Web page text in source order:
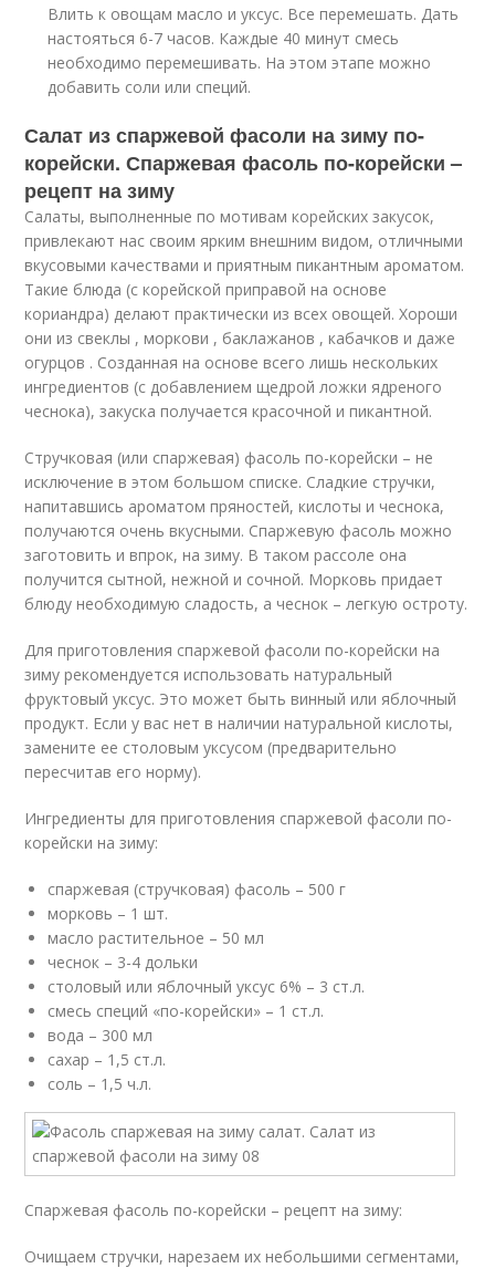
Влить к овощам масло и уксус. Все перемешать. Дать
настояться 6-7 часов. Каждые 40 минут смесь
необходимо перемешивать. На этом этапе можно
добавить соли или специй.
Салат из спаржевой фасоли на зиму по-
корейски. Спаржевая фасоль по-корейски –
рецепт на зиму
Салаты, выполненные по мотивам корейских закусок,
привлекают нас своим ярким внешним видом, отличными
вкусовыми качествами и приятным пикантным ароматом.
Такие блюда (с корейской приправой на основе
кориандра) делают практически из всех овощей. Хороши
они из свеклы , моркови , баклажанов , кабачков и даже
огурцов . Созданная на основе всего лишь нескольких
ингредиентов (с добавлением щедрой ложки ядреного
чеснока), закуска получается красочной и пикантной.
Стручковая (или спаржевая) фасоль по-корейски – не
исключение в этом большом списке. Сладкие стручки,
напитавшись ароматом пряностей, кислоты и чеснока,
получаются очень вкусными. Спаржевую фасоль можно
заготовить и впрок, на зиму. В таком рассоле она
получится сытной, нежной и сочной. Морковь придает
блюду необходимую сладость, а чеснок – легкую остроту.
Для приготовления спаржевой фасоли по-корейски на
зиму рекомендуется использовать натуральный
фруктовый уксус. Это может быть винный или яблочный
продукт. Если у вас нет в наличии натуральной кислоты,
замените ее столовым уксусом (предварительно
пересчитав его норму).
Ингредиенты для приготовления спаржевой фасоли по-
корейски на зиму:
спаржевая (стручковая) фасоль – 500 г
морковь – 1 шт.
масло растительное – 50 мл
чеснок – 3-4 дольки
столовый или яблочный уксус 6% – 3 ст.л.
смесь специй «по-корейски» – 1 ст.л.
вода – 300 мл
сахар – 1,5 ст.л.
соль – 1,5 ч.л.
Спаржевая фасоль по-корейски – рецепт на зиму:
Очищаем стручки, нарезаем их небольшими сегментами,